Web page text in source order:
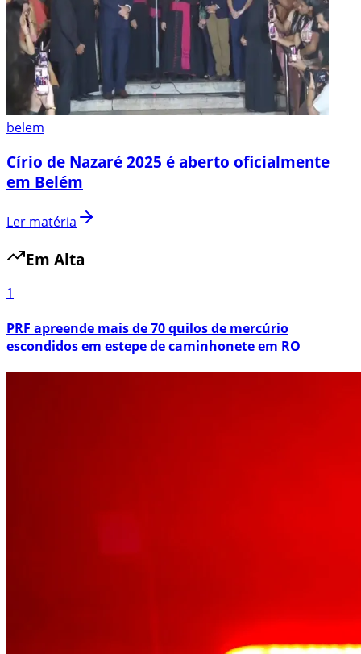
belem
Círio de Nazaré 2025 é aberto oficialmente
em Belém
Ler matéria
Em Alta
1
PRF apreende mais de 70 quilos de mercúrio
escondidos em estepe de caminhonete em RO